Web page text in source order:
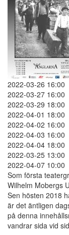
2022-03-26 16:00
2022-03-27 16:00
2022-03-29 18:00
2022-04-01 18:00
2022-04-02 16:00
2022-04-03 16:00
2022-04-04 18:00
2022-03-25 13:00
2022-04-07 10:00
Som första
Wilhelm Mobergs
Sen hösten 2018
är det äntligen
på denna
vandrar sida vid